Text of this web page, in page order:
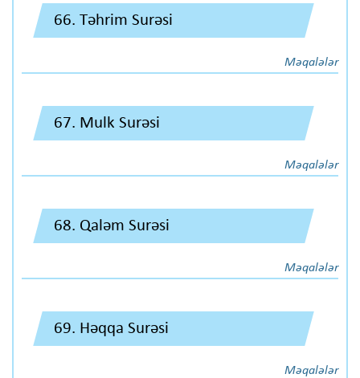
66. Təhrim Surəsi
Məqalələr
67. Mulk Surəsi
Məqalələr
68. Qaləm Surəsi
Məqalələr
69. Həqqa Surəsi
Məqalələr